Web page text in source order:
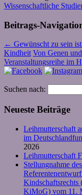
Wissenschaftliche
Beitrags-
← Gewünscht zu sein
Kindheit Von Genen
Veranstaltungsreihe im
Suchen nach:
Neueste Beiträge
Leihmutterschaft
im
2026
Leihmutterschaft
Stellungnahme
Kindschaftsrechts
KiMoG) vom 11.